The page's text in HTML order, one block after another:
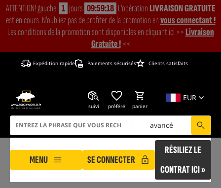
ATTENTION! gauche: 1 jours 09:59:16 L'opérationLIVRAISON GRATUITE
est en cours. N'oubliez pas de profiter de la promotion envous connectant !
Les conditions de la promotion sont disponibles en cliquant ici >>Livraison
Gratuite !<<
Expédition rapide Paiements sécurisés Clients satisfaits
EUR
suivi préféré panier
avancé
MENU SE CONNECTER
RÉSILIEZ LE
CONTRAT ICI »